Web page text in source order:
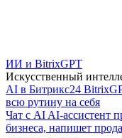
ИИ и BitrixGPT
Искусственный
AI в Битрикс24
всю рутину на себя
Чат с AI AI-ассистент
бизнеса, напишет